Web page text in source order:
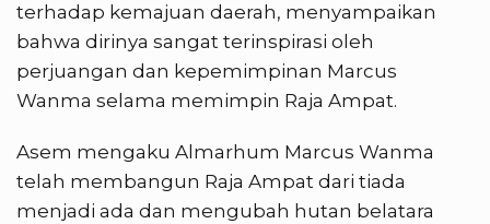
terhadap kemajuan daerah, menyampaikan
bahwa dirinya sangat terinspirasi oleh
perjuangan dan kepemimpinan Marcus
Wanma selama memimpin Raja Ampat.
Asem mengaku Almarhum Marcus Wanma
telah membangun Raja Ampat dari tiada
menjadi ada dan mengubah hutan belatara